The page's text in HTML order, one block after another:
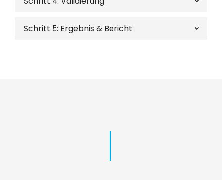
Schritt 5: Ergebnis & Bericht